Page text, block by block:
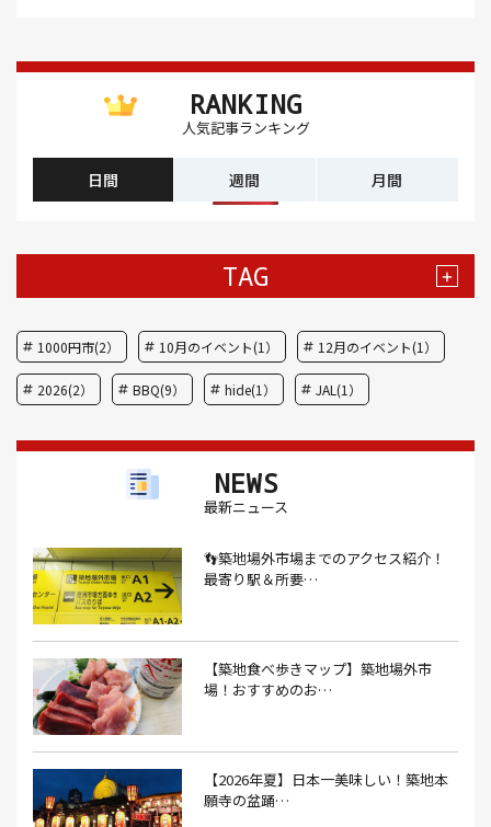
RANKING
人気記事ランキング
日間 週間 月間
TAG +
1000円市(2） 10月のイベント(1） 12月のイベント(1）
2026(2） BBQ(9） hide(1） JAL(1）
アイスクリーム(1） アイスクリーム店(1）
アジフライ(1） アド街(3）
あなごめし(1） アパート探し(1） アルバイト(1）
アンテナショップ(1）
いくら(1） イタリアン(6） イタリアンバル(1）
イタリアンレストラン(1） イタリアン料理(4）
イチゴジャム(1） イベント(9）
イベント2026(1） いわし(1） ウェットティッシュ(1）
うなぎ(10） うなぎ屋(2）
NEWS
最新ニュース
👣築地場外市場までのアクセス紹介！
最寄り駅＆所要…
【築地食べ歩きマップ】築地場外市
場！おすすめのお…
【2026年夏】日本一美味しい！築地本
願寺の盆踊…